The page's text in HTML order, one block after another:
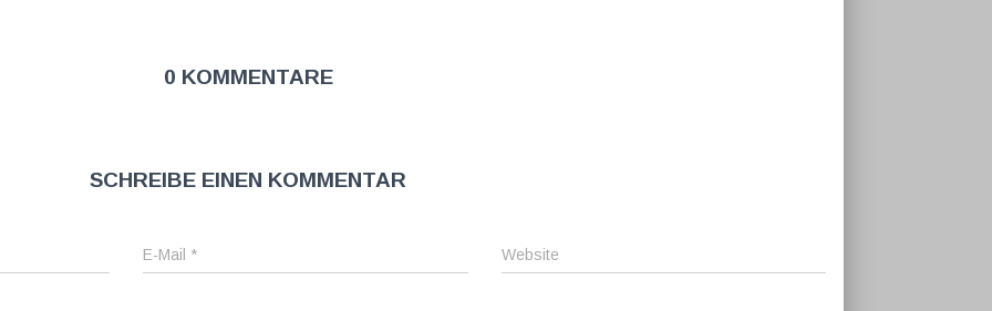
0 Kommentare
Schreibe einen Kommentar
E-Mail * Website